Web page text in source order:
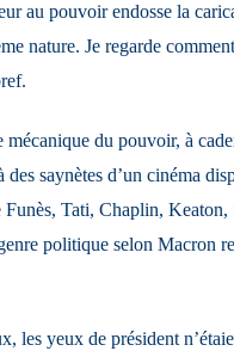
au pouvoir endosse la
nature. Je regarde
mécanique du pouvoir, à
des saynètes d’un cinéma
Tati, Chaplin, Keaton,
politique selon Macron
les yeux de président